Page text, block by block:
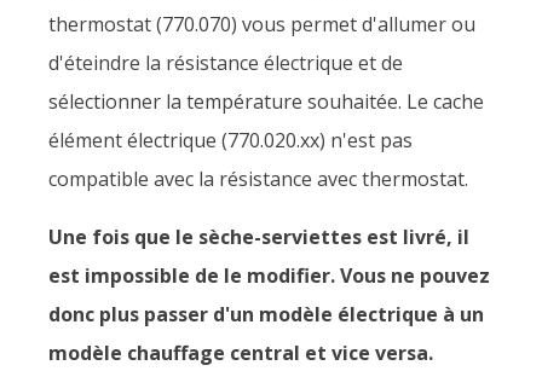
thermostat (770.070) vous permet d'allumer ou
d'éteindre la résistance électrique et de
sélectionner la température souhaitée. Le cache
élément électrique (770.020.xx) n'est pas
compatible avec la résistance avec thermostat.
Une fois que le sèche-serviettes est livré, il
est impossible de le modifier. Vous ne pouvez
donc plus passer d'un modèle électrique à un
modèle chauffage central et vice versa.